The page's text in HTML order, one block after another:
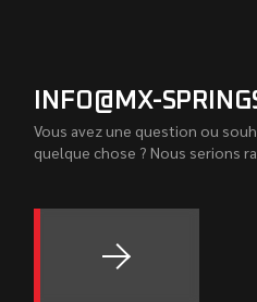
INFO@MX-
Vous avez une question ou
quelque chose ? Nous serions